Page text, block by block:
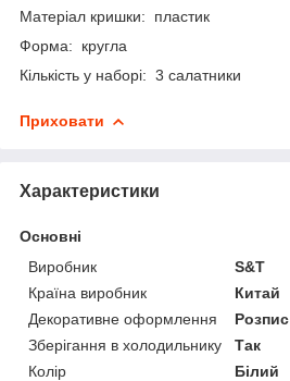
Матеріал кришки: пластик
Форма: кругла
Кількість у наборі: 3 салатники
Приховати
Характеристики
Основні
Виробник
S&T
Країна виробник
Китай
Декоративне оформлення
Розпис
Зберігання в холодильнику
Так
Колір
Білий